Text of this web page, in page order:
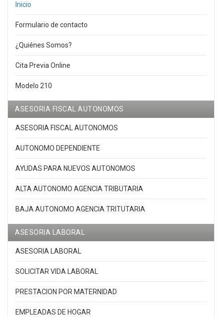
Inicio
Formulario de contacto
¿Quiénes Somos?
Cita Previa Online
Modelo 210
ASESORIA FISCAL AUTONOMOS
ASESORIA FISCAL AUTONOMOS
AUTONOMO DEPENDIENTE
AYUDAS PARA NUEVOS AUTONOMOS
ALTA AUTONOMO AGENCIA TRIBUTARIA
BAJA AUTONOMO AGENCIA TRITUTARIA
ASESORIA LABORAL
ASESORIA LABORAL
SOLICITAR VIDA LABORAL
PRESTACION POR MATERNIDAD
EMPLEADAS DE HOGAR